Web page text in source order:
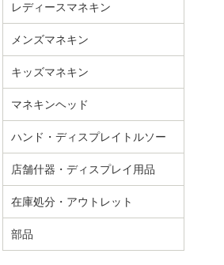
レディースマネキン
メンズマネキン
キッズマネキン
マネキンヘッド
ハンド・ディスプレイトルソー
店舗什器・ディスプレイ用品
在庫処分・アウトレット
部品